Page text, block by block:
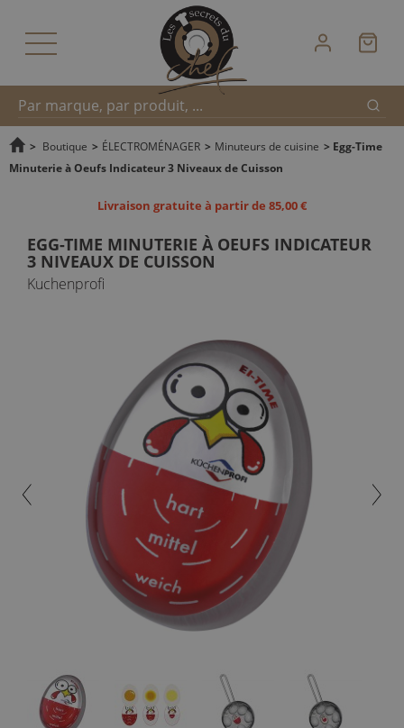
Recherche
> Boutique > ÉLECTROMÉNAGER > Minuteurs de cuisine > Egg-Time
Minuterie à Oeufs Indicateur 3 Niveaux de Cuisson
Livraison gratuite à partir de 85,00 €
EGG-TIME MINUTERIE À OEUFS INDICATEUR
3 NIVEAUX DE CUISSON
Kuchenprofi